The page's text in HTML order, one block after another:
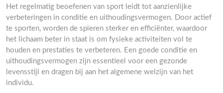
Het regelmatig beoefenen van sport leidt tot aanzienlijke
verbeteringen in conditie en uithoudingsvermogen. Door actief
te sporten, worden de spieren sterker en efficiënter, waardoor
het lichaam beter in staat is om fysieke activiteiten vol te
houden en prestaties te verbeteren. Een goede conditie en
uithoudingsvermogen zijn essentieel voor een gezonde
levensstijl en dragen bij aan het algemene welzijn van het
individu.